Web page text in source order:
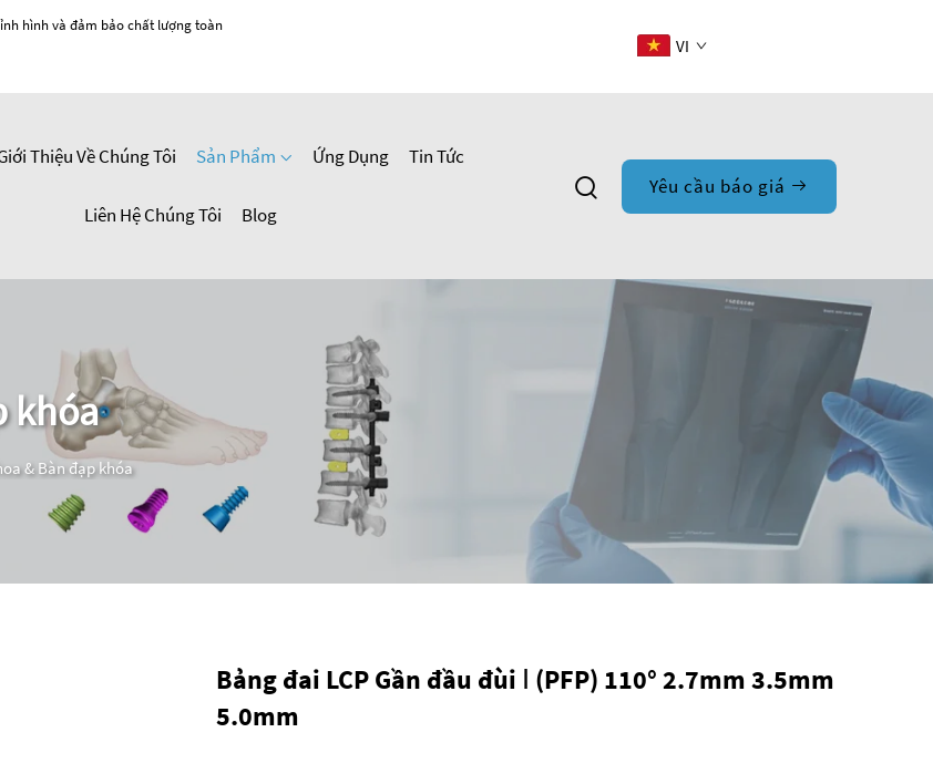
hình và đảm bảo chất lượng toàn
VI
Thiệu Về Chúng Tôi Sản Phẩm Ứng Dụng Tin Tức
Liên Hệ Chúng Tôi Blog
Yêu cầu báo giá
khóa
& Bàn đạp khóa
Bảng đai LCP Gần đầu đùi Ⅰ (PFP) 110° 2.7mm 3.5mm
5.0mm